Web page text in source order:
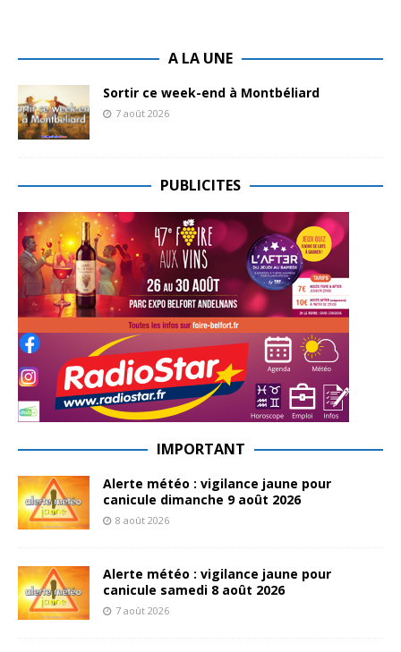
A LA UNE
Sortir ce week-end à Montbéliard
7 août 2026
PUBLICITES
IMPORTANT
Alerte météo : vigilance jaune pour
canicule dimanche 9 août 2026
8 août 2026
Alerte météo : vigilance jaune pour
canicule samedi 8 août 2026
7 août 2026